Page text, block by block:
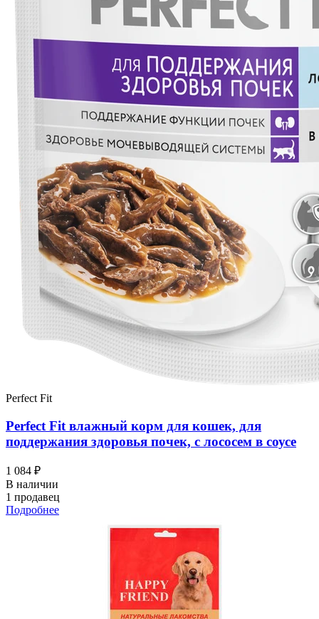
Perfect Fit
Perfect Fit влажный корм для кошек, для
поддержания здоровья почек, с лососем в соусе
1 084 ₽
В наличии
1 продавец
Подробнее